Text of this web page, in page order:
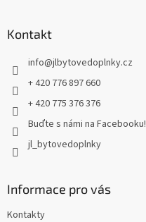
Kontakt
info@jlbytovedoplnky.cz
+ 420 776 897 660
+ 420 775 376 376
Buďte s námi na Facebooku!
jl_bytovedoplnky
Informace pro vás
Kontakty